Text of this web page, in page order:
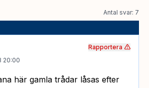
Antal svar: 7
20:00
här gamla trådar låsas efter
Rapportera